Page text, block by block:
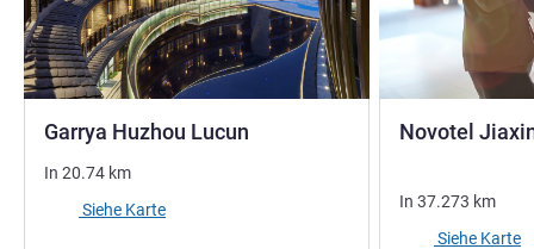
Garrya Huzhou Lucun
In 20.74 km
Siehe Karte
Novotel
In 37.273 km
Siehe Karte